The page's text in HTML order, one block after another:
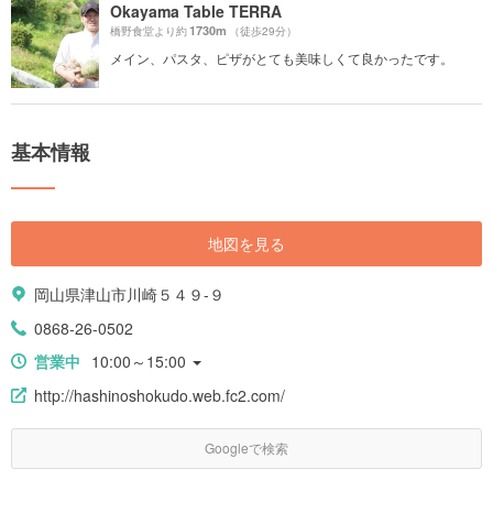
Okayama Table TERRA
橋野食堂より約1730m （徒歩29分）
メイン、パスタ、ピザがとても美味しくて良かったです。
基本情報
地図を見る
岡山県津山市川崎５４９-９
0868-26-0502
営業中 10:00～15:00
http://hashinoshokudo.web.fc2.com/
Googleで検索